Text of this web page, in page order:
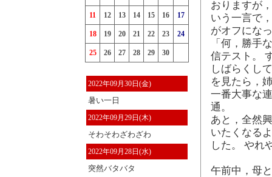
11 12 13 14 15 16 17
18 19 20 21 22 23 24
25 26 27 28 29 30
2022年09月30日(金)
暑い一日
2022年09月29日(木)
そわそわざわざわ
2022年09月28日(水)
突然バタバタ
おりますが
いう一言で
がオフにな
「何，勝手
信テスト。
しばらくし
を見たら，
一番大事な
通。
あと，全然
いたくなる
した。 やれ
午前中，母